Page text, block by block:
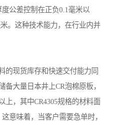
公差控制在正负0.1毫米以
。这种技术能力，在行业内并
的现货库存和快速交付能力同
备大量日本井上CR泡棉原板，
上，其中CR4305规格的材料面
意味着，当客户需要急单时，